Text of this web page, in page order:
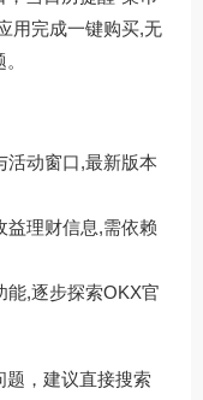
用完成一键购买,无
活动窗口,最新版本
益理财信息,需依赖
能,逐步探索OKX官
题，建议直接搜索